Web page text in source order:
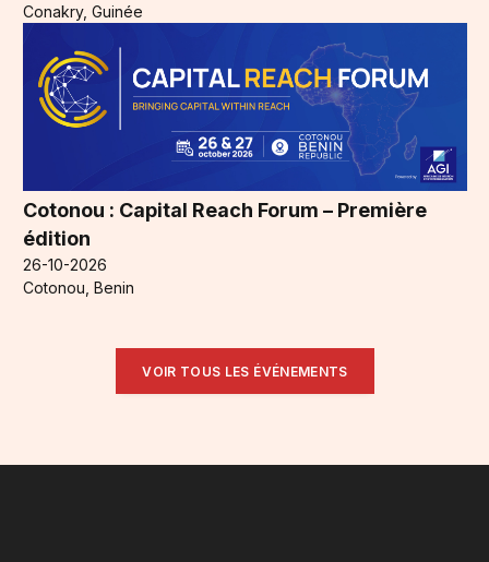
Conakry, Guinée
Cotonou : Capital Reach Forum – Première
édition
26-10-2026
Cotonou, Benin
VOIR TOUS LES ÉVÉNEMENTS